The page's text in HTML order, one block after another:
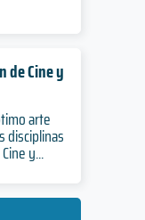
de Cine y
arte
disciplinas
y...